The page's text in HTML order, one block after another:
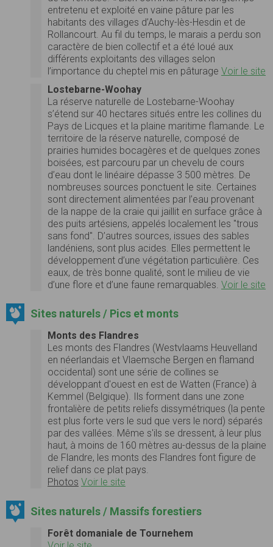
entretenu et exploité en vaine pâture par les
habitants des villages d’Auchy-lès-Hesdin et de
Rollancourt. Au fil du temps, le marais a perdu son
caractère de bien collectif et a été loué aux
différents exploitants des villages selon
l’importance du cheptel mis en pâturage Voir le site
Lostebarne-Woohay
La réserve naturelle de Lostebarne-Woohay
s’étend sur 40 hectares situés entre les collines du
Pays de Licques et la plaine maritime flamande. Le
territoire de la réserve naturelle, composé de
prairies humides bocagères et de quelques zones
boisées, est parcouru par un chevelu de cours
d’eau dont le linéaire dépasse 3 500 mètres. De
nombreuses sources ponctuent le site. Certaines
sont directement alimentées par l’eau provenant
de la nappe de la craie qui jaillit en surface grâce à
des puits artésiens, appelés localement les "trous
sans fond". D’autres sources, issues des sables
landéniens, sont plus acides. Elles permettent le
développement d’une végétation particulière. Ces
eaux, de très bonne qualité, sont le milieu de vie
d’une flore et d’une faune remarquables. Voir le site
Sites naturels / Pics et monts
Monts des Flandres
Les monts des Flandres (Westvlaams Heuvelland
en néerlandais et Vlaemsche Bergen en flamand
occidental) sont une série de collines se
développant d'ouest en est de Watten (France) à
Kemmel (Belgique). Ils forment dans une zone
frontalière de petits reliefs dissymétriques (la pente
est plus forte vers le sud que vers le nord) séparés
par des vallées. Même s'ils se dressent, à leur plus
haut, à moins de 160 mètres au-dessus de la plaine
de Flandre, les monts des Flandres font figure de
relief dans ce plat pays.
Photos Voir le site
Sites naturels / Massifs forestiers
Forêt domaniale de Tournehem